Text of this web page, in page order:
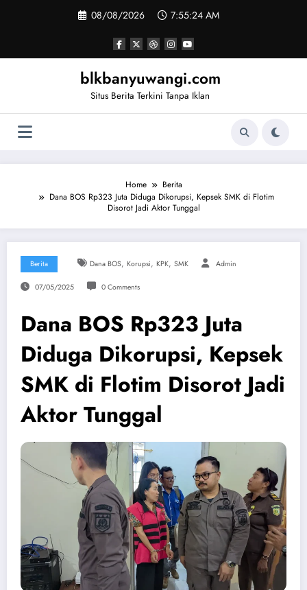
08/08/2026 7:55:25 AM
blkbanyuwangi.com
Situs Berita Terkini Tanpa Iklan
Home
Berita
Dana BOS Rp323 Juta Diduga Dikorupsi, Kepsek SMK di Flotim
Disorot Jadi Aktor Tunggal
Berita Dana BOS, Korupsi, KPK, SMK Admin
07/05/2025 0 Comments
Dana BOS Rp323 Juta
Diduga Dikorupsi, Kepsek
SMK di Flotim Disorot Jadi
Aktor Tunggal